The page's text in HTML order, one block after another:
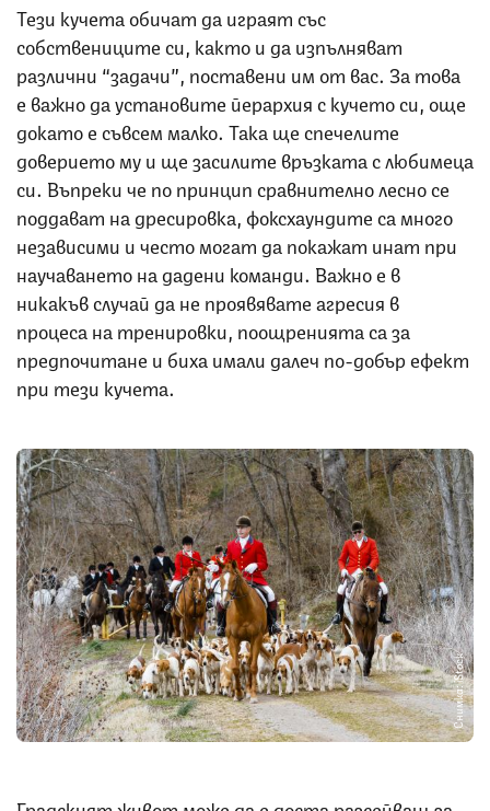
Тези кучета обичат да играят със
собствениците си, както и да изпълняват
различни “задачи”, поставени им от вас. За това
е важно да установите йерархия с кучето си, още
докато е съвсем малко. Така ще спечелите
доверието му и ще засилите връзката с любимеца
си. Въпреки че по принцип сравнително лесно се
поддават на дресировка, фоксхаундите са много
независими и често могат да покажат инат при
научаването на дадени команди. Важно е в
никакъв случай да не проявявате агресия в
процеса на тренировки, поощренията са за
предпочитане и биха имали далеч по-добър ефект
при тези кучета.
Снимка: iStock